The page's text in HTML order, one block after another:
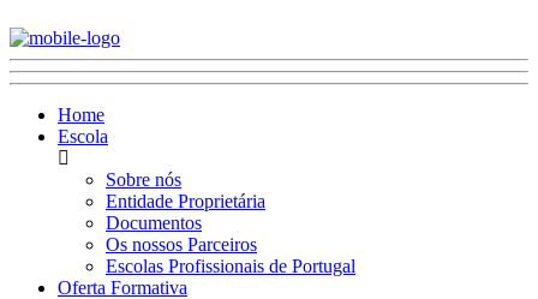
Home
Escola
Sobre nós
Entidade Proprietária
Documentos
Os nossos Parceiros
Escolas Profissionais de Portugal
Oferta Formativa